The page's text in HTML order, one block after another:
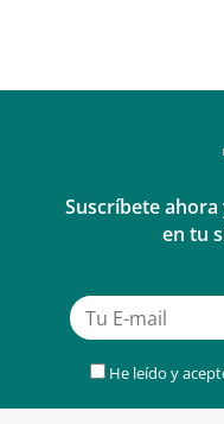
Suscríbete
en tu
He leído y